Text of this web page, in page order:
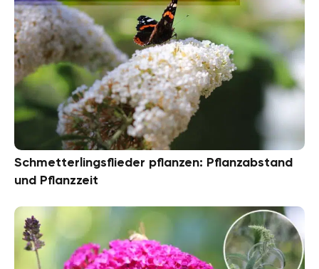
Schmetterlingsflieder pflanzen: Pflanzabstand
und Pflanzzeit